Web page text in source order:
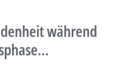
während